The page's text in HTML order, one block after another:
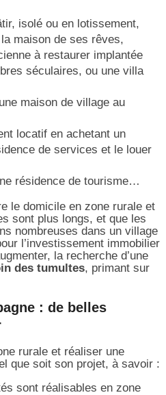
isolé ou en lotissement,
maison de ses rêves,
à restaurer implantée
séculaires, ou une villa
maison de village au
locatif en achetant un
de services et le louer
résidence de tourisme…
le domicile en zone rurale et
sont plus longs, et que les
nombreuses dans un village
l’investissement immobilier
la recherche d’une
des tumultes, primant sur
: de belles
rurale et réaliser une
que soit son projet, à savoir :
sont réalisables en zone